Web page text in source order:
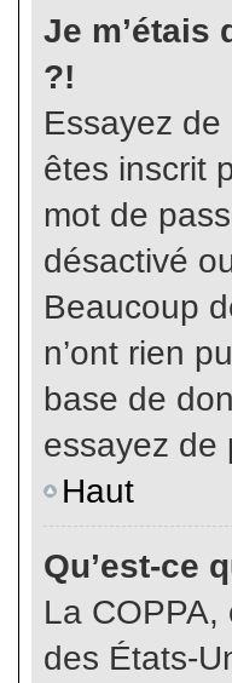
Je m’étais
?!
Essayez de
êtes inscrit
mot de
désactivé
Beaucoup
n’ont rien
base de
essayez de
Haut
Qu’est-ce
La COPPA,
des États-